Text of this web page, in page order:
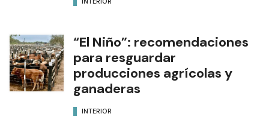
“El Niño”: recomendaciones
para resguardar
producciones agrícolas y
ganaderas
INTERIOR